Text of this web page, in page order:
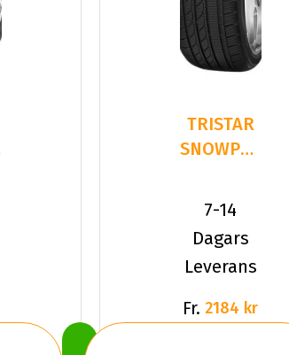
TRISTAR
SNOWPOWER2
93 V XL
7-14
Dagars
Leverans
Fr. 2184 kr